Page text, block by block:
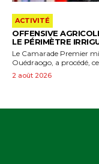
ACTIVITÉ
OFFENSIVE
LE PÉRIMÈTRE
Le Camarade Premier
Ouédraogo, a procédé,
2 août 2026